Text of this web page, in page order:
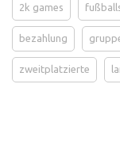
2k games
bezahlung
zweitplatzierte